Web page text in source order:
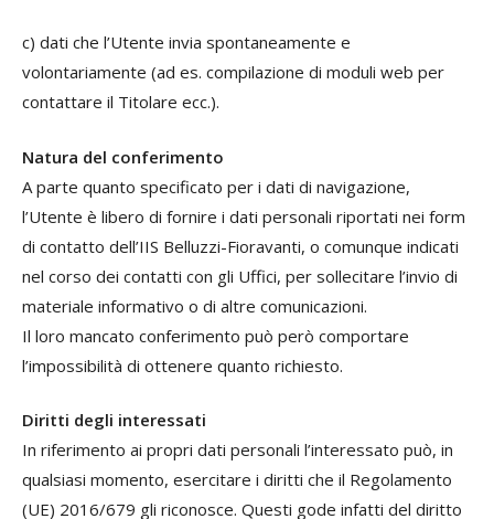
c) dati che l’Utente invia spontaneamente e
volontariamente (ad es. compilazione di moduli web per
contattare il Titolare ecc.).
Natura del conferimento
A parte quanto specificato per i dati di navigazione,
l’Utente è libero di fornire i dati personali riportati nei form
di contatto dell’IIS Belluzzi-Fioravanti, o comunque indicati
nel corso dei contatti con gli Uffici, per sollecitare l’invio di
materiale informativo o di altre comunicazioni.
Il loro mancato conferimento può però comportare
l’impossibilità di ottenere quanto richiesto.
Diritti degli interessati
In riferimento ai propri dati personali l’interessato può, in
qualsiasi momento, esercitare i diritti che il Regolamento
(UE) 2016/679 gli riconosce. Questi gode infatti del diritto